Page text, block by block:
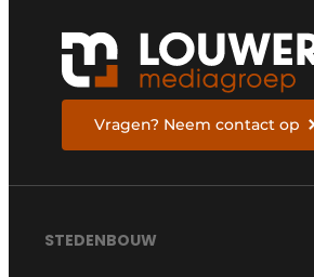
Vragen? Neem contact op
STEDENBOUW